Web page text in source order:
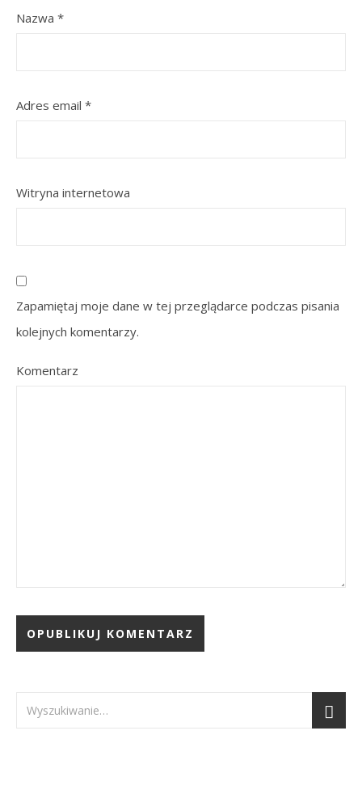
Nazwa *
Adres email *
Witryna internetowa
Zapamiętaj moje dane w tej przeglądarce podczas pisania
kolejnych komentarzy.
Komentarz